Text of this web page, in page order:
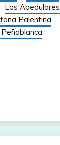
Los Abedulares
Palentina